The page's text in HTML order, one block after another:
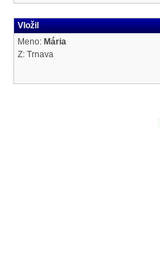
Vložil
Meno: Mária
Z: Trnava